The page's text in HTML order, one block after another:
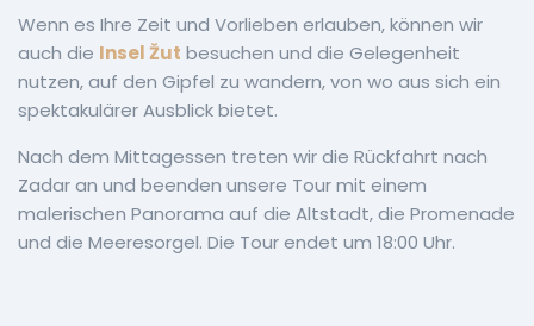
Wenn es Ihre Zeit und Vorlieben erlauben, können wir
auch die Insel Žut besuchen und die Gelegenheit
nutzen, auf den Gipfel zu wandern, von wo aus sich ein
spektakulärer Ausblick bietet.
Nach dem Mittagessen treten wir die Rückfahrt nach
Zadar an und beenden unsere Tour mit einem
malerischen Panorama auf die Altstadt, die Promenade
und die Meeresorgel. Die Tour endet um 18:00 Uhr.